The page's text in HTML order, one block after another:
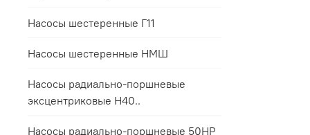
Насосы шестеренные Г11
Насосы шестеренные НМШ
Насосы радиально-поршневые
эксцентриковые Н40..
Насосы радиально-поршневые 50НР